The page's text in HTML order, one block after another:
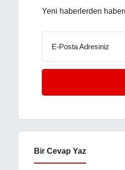
Yeni haberlerden
E-Posta Adresiniz
Bir Cevap Yaz